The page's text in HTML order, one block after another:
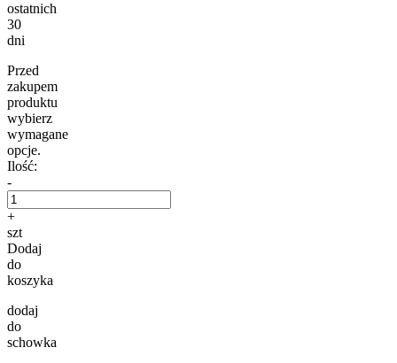
ostatnich
30
dni
Przed
zakupem
produktu
wybierz
wymagane
opcje.
Ilość:
-
+
szt
Dodaj
do
koszyka
dodaj
do
schowka